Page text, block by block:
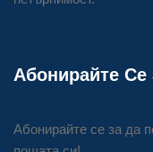
Абонирайте
Абонирайте се за да